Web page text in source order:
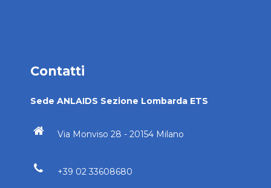
Contatti
Sede ANLAIDS Sezione Lombarda ETS
Via Monviso 28 - 20154 Milano
+39 02 33608680